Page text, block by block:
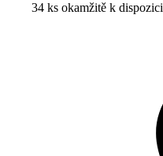
34 ks okamžitě k dispozici